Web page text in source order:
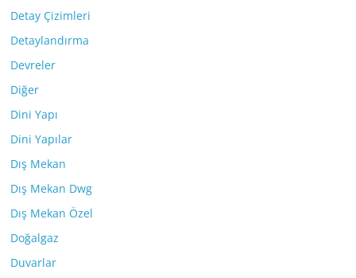
Detay Çizimleri
Detaylandırma
Devreler
Diğer
Dini Yapı
Dini Yapılar
Dış Mekan
Dış Mekan Dwg
Dış Mekan Özel
Doğalgaz
Duvarlar